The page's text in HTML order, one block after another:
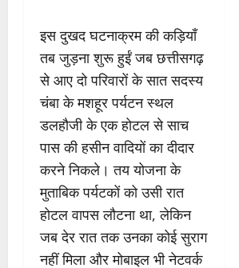
इस दुखद घटनाक्रम की कड़ियाँ
तब जुड़ना शुरू हुईं जब छत्तीसगढ़
से आए दो परिवारों के सात सदस्य
चंबा के मशहूर पर्यटन स्थल
डलहौजी के एक होटल से साच
पास की हसीन वादियों का दीदार
करने निकले। तय योजना के
मुताबिक पर्यटकों को उसी रात
होटल वापस लौटना था, लेकिन
जब देर रात तक उनका कोई सुराग
नहीं मिला और मोबाइल भी नेटवर्क